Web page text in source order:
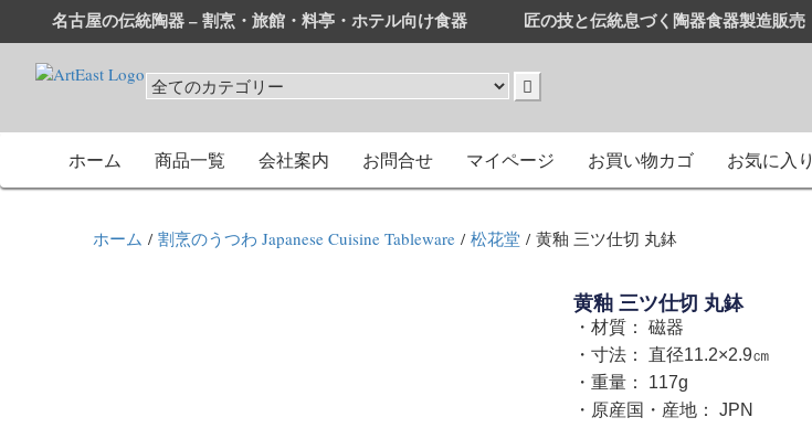
名古屋の伝統陶器 – 割烹・旅館・料亭・ホテル向け食器 匠の技と伝統息づく陶器食器製造販売
和食器・洋食器通販｜割烹・旅館・料亭・ホテル等業務用卸販売
業務用から個人用まで、おしゃれでかわいい和食器・洋食器はまとめ買いがお得です。
ホーム 商品一覧 会社案内 お問合せ マイページ お買い物カゴ お気に入り
ホーム /割烹のうつわ Japanese Cuisine Tableware /松花堂 / 黄釉 三ツ仕切 丸鉢
黄釉 三ツ仕切 丸鉢
・材質： 磁器
・寸法： 直径11.2×2.9㎝
・重量： 117g
・原産国・産地： JPN